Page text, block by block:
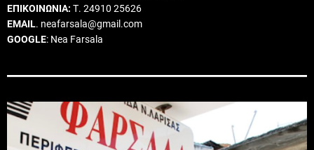
ΕΠΙΚΟΙΝΩΝΙΑ: Τ. 24910 25626
EMAIL. neafarsala@gmail.com
GOOGLE: Nea Farsala